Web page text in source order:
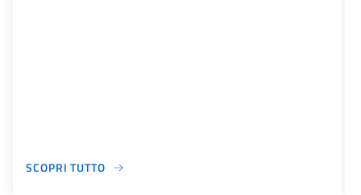
SCOPRI TUTTO